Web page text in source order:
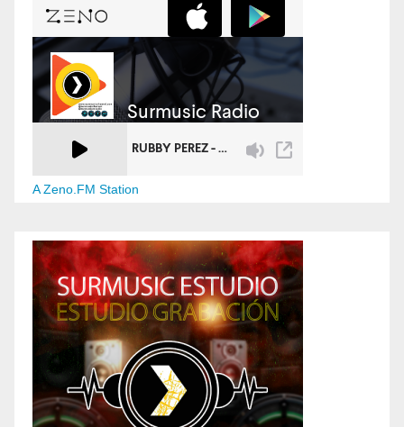
A Zeno.FM Station